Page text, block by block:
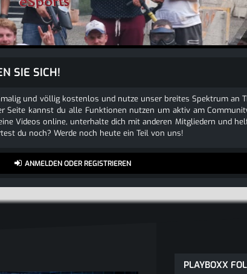
SIE SICH!
und völlig kostenlos und nutze unser breites Spektrum an
kannst du alle Funktionen nutzen um aktiv am
Videos online, unterhalte dich mit anderen Mitgliedern und
du noch? Werde noch heute ein Teil von uns!
ANMELDEN ODER REGISTRIEREN
PLAYBOXX